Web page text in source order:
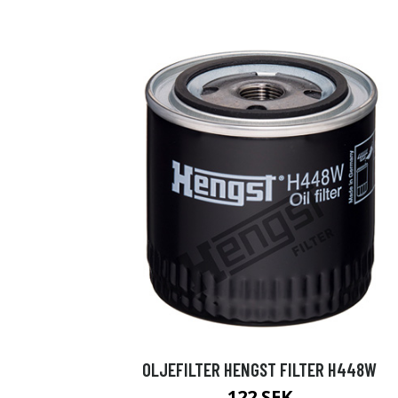
OLJEFILTER HENGST FILTER H448W